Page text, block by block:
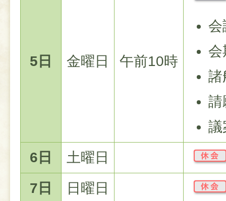
5日 金曜日 午前10時
会
会
諸
請
議
6日
土曜日
7日
日曜日